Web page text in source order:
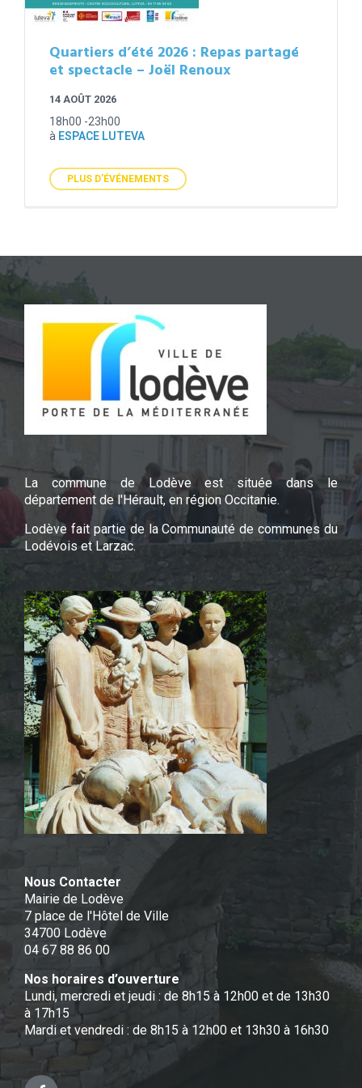
Quartiers d’été 2026 : Repas partagé
et spectacle – Joël Renoux
14 AOÛT 2026
18h00 -23h00
à ESPACE LUTEVA
PLUS D'ÉVÉNEMENTS
La commune de Lodève est située dans le
département de l'Hérault, en région Occitanie.
Lodève fait partie de la Communauté de communes du
Lodévois et Larzac.
Nous Contacter
Mairie de Lodève
7 place de l'Hôtel de Ville
34700 Lodève
04 67 88 86 00
Nos horaires d’ouverture
Lundi, mercredi et jeudi : de 8h15 à 12h00 et de 13h30
à 17h15
Mardi et vendredi : de 8h15 à 12h00 et 13h30 à 16h30